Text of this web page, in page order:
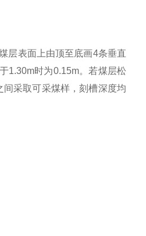
层表面上由顶至底画4条垂直
1.30m时为0.15m。若煤层松
采取可采煤样，刻槽深度均